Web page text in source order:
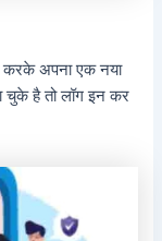
करके अपना एक नया
चुके है तो लॉग इन कर